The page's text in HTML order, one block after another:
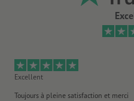
Excellent
Toujours à pleine satisfaction et merci